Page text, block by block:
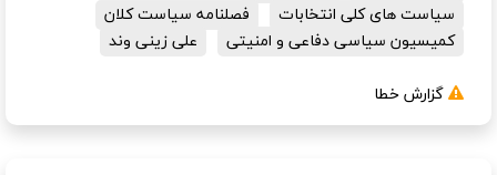
سیاست های کلی انتخابات
فصلنامه سیاست کلان
کمیسیون سیاسی دفاعی و امنیتی
علی زینی وند
گزارش خطا